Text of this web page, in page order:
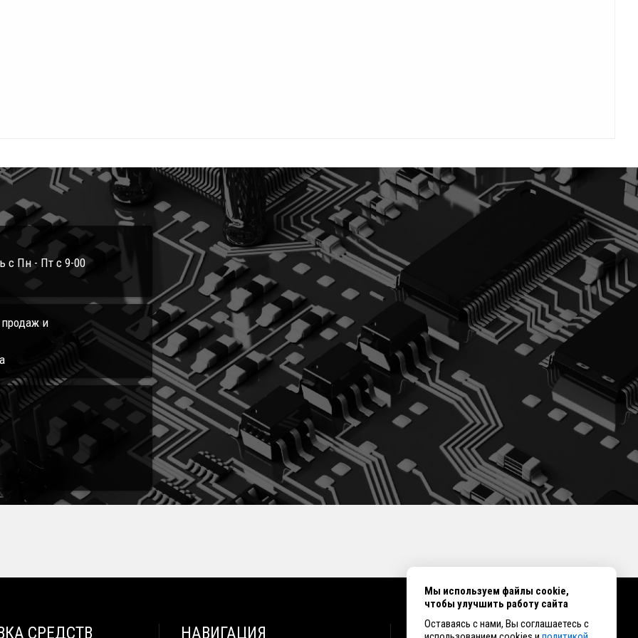
с Пн - Пт с 9-00
продаж и
СРЕДСТВ НАВИГАЦИЯ КОНТАКТЫ
Мы используем файлы cookie,
чтобы улучшить работу сайта
Оставаясь с нами, Вы соглашаетесь с